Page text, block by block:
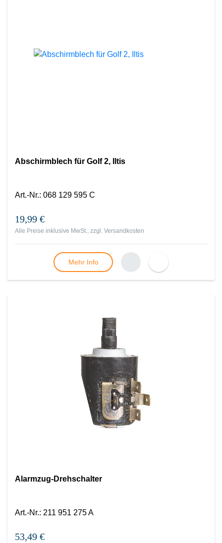
Abschirmblech für Golf 2, Iltis
Art.-Nr.: 068 129 595 C
19,99 €
Alle Preise inklusive MwSt., zzgl. Versandkosten
Mehr Info
Alarmzug-Drehschalter
Art.-Nr.: 211 951 275 A
53,49 €